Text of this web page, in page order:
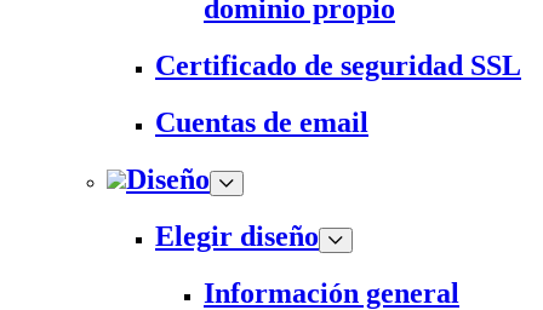
dominio propio
Certificado de seguridad SSL
Cuentas de email
Diseño
Elegir diseño
Información general